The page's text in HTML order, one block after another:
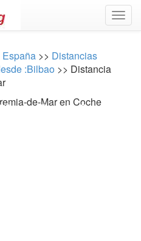
>> Distancias
:Bilbao >> Distancia
y Premia De